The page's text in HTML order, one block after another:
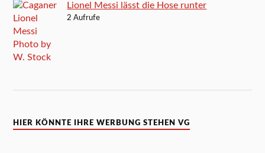
Lionel Messi lässt die Hose runter
2 Aufrufe
HIER KÖNNTE IHRE WERBUNG STEHEN VG